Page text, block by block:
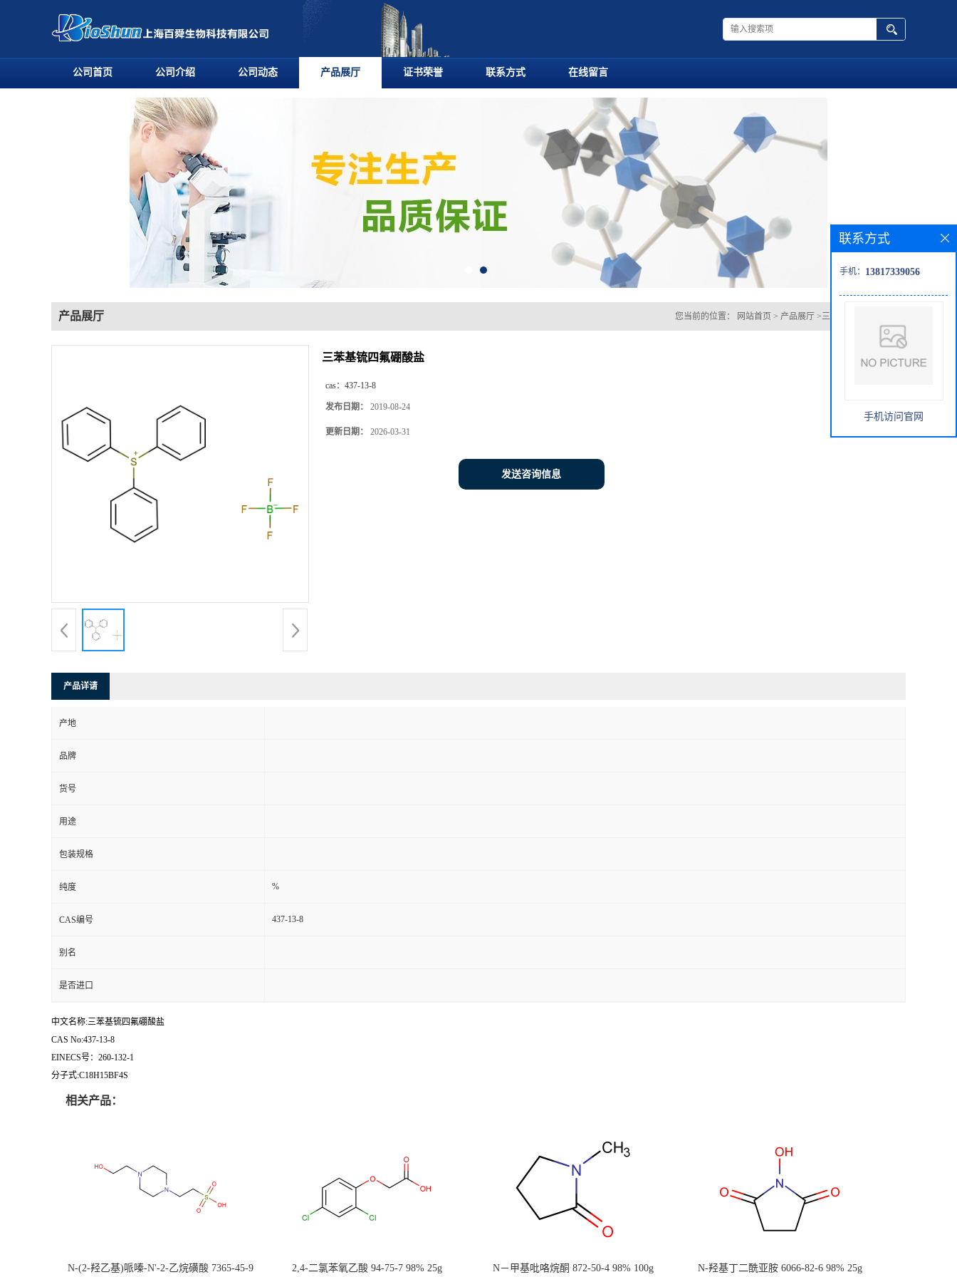
公司首页 公司介绍 公司动态 产品展厅 证书荣誉 联系方式 在线留言
产品展厅 您当前的位置： 网站首页 > 产品展厅 >三苯基锍四氟硼酸盐
三苯基锍四氟硼酸盐
cas： 437-13-8
发布日期： 2019-08-24
更新日期： 2026-03-31
发送咨询信息
产品详请
产地
品牌
货号
用途
包装规格
纯度 %
CAS编号 437-13-8
别名
是否进口
中文名称:三苯基锍四氟硼酸盐
CAS No:437-13-8
EINECS号：260-132-1
分子式:C18H15BF4S
相关产品：
N-(2-羟乙基)哌嗪-N'-2-乙烷磺酸 7365-45-9 2,4-二氯苯氧乙酸 94-75-7 98% 25g N－甲基吡咯烷酮 872-50-4 98% 100g N-羟基丁二酰亚胺 6066-82-6 98% 25g
联系方式
手机： 13817339056
手机访问官网